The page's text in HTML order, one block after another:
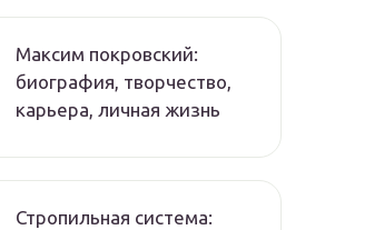
Максим покровский:
биография, творчество,
карьера, личная жизнь
Стропильная система: